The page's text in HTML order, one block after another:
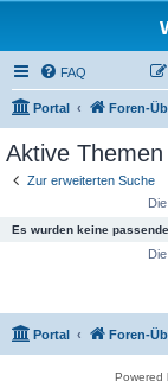
FAQ
Portal Foren-
Aktive Themen
Zur erweiterten Suche
Es wurden keine
Portal Foren-
Powered